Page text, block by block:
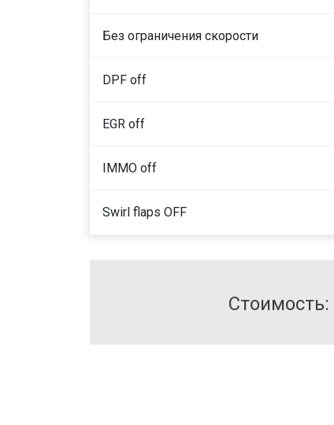
Без ограничения скорости
DPF off
EGR off
IMMO off
Swirl flaps OFF
Стоимость: